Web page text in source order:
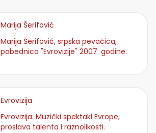
Marija Šerifović
Marija Šerifović, srpska pevačica,
pobednica "Evrovizije" 2007. godine.
Evrovizija
Evrovizija: Muzički spektakl Evrope,
proslava talenta i raznolikosti.